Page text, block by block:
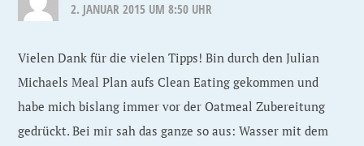
2. JANUAR 2015 UM 8:50 UHR
Vielen Dank für die vielen Tipps! Bin durch den Julian
Michaels Meal Plan aufs Clean Eating gekommen und
habe mich bislang immer vor der Oatmeal Zubereitung
gedrückt. Bei mir sah das ganze so aus: Wasser mit dem